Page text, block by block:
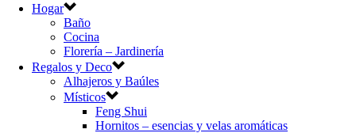
Hogar
Baño
Cocina
Florería – Jardinería
Regalos y Deco
Alhajeros y Baúles
Místicos
Feng Shui
Hornitos – esencias y velas aromáticas